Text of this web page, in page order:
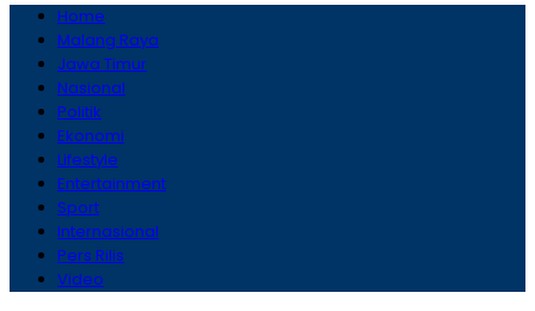
Home
Malang Raya
Jawa Timur
Nasional
Politik
Ekonomi
Lifestyle
Entertainment
Sport
Internasional
Pers Rilis
Video